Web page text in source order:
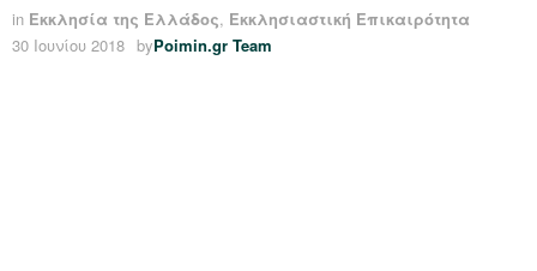
in Εκκλησία της Ελλάδος, Εκκλησιαστική Επικαιρότητα
30 Ιουνίου 2018 byPoimin.gr Team